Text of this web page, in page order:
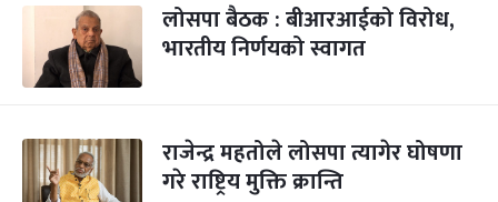
लोसपा बैठक : बीआरआईको विरोध,
भारतीय निर्णयको स्वागत
राजेन्द्र महतोले लोसपा त्यागेर घोषणा
गरे राष्ट्रिय मुक्ति क्रान्ति